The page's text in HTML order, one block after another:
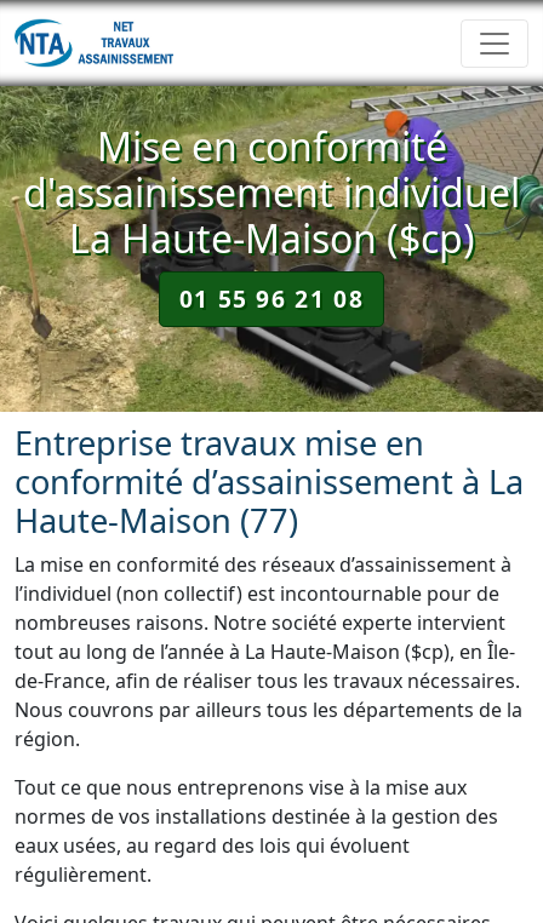
Mise en conformité
d'assainissement individuel
La Haute-Maison ($cp)
01 55 96 21 08
Entreprise travaux mise en
conformité d’assainissement à La
Haute-Maison (77)
La mise en conformité des réseaux d’assainissement à
l’individuel (non collectif) est incontournable pour de
nombreuses raisons. Notre société experte intervient
tout au long de l’année à La Haute-Maison ($cp), en Île-
de-France, afin de réaliser tous les travaux nécessaires.
Nous couvrons par ailleurs tous les départements de la
région.
Tout ce que nous entreprenons vise à la mise aux
normes de vos installations destinée à la gestion des
eaux usées, au regard des lois qui évoluent
régulièrement.